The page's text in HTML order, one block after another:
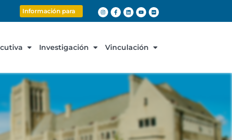
Información para
Investigación Vinculación